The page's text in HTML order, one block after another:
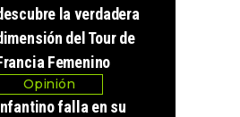
la verdadera
del Tour de
Femenino
Opinión
falla en su